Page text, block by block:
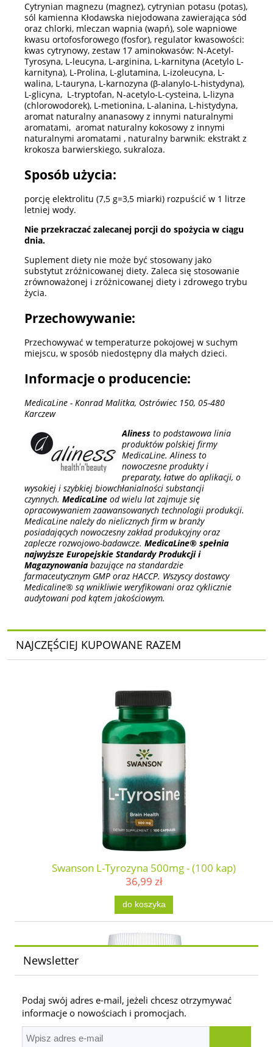
Cytrynian magnezu (magnez), cytrynian potasu (potas),
sól kamienna Kłodawska niejodowana zawierająca sód
oraz chlorki, mleczan wapnia (wapń), sole wapniowe
kwasu ortofosforowego (fosfor), regulator kwasowości:
kwas cytrynowy, zestaw 17 aminokwasów: N-Acetyl-
Tyrosyna, L-leucyna, L-arginina, L-karnityna (Acetylo L-
karnityna), L-Prolina, L-glutamina, L-izoleucyna, L-
walina, L-tauryna, L-karnozyna (β-alanylo-L-histydyna),
L-glicyna, L-tryptofan, N-acetylo-L-cysteina, L-lizyna
(chlorowodorek), L-metionina, L-alanina, L-histydyna,
aromat naturalny ananasowy z innymi naturalnymi
aromatami, aromat naturalny kokosowy z innymi
naturalnymi aromatami , naturalny barwnik: ekstrakt z
krokosza barwierskiego, sukraloza.
Sposób użycia:
porcję elektrolitu (7,5 g=3,5 miarki) rozpuścić w 1 litrze
letniej wody.
Nie przekraczać zalecanej porcji do spożycia w ciągu
dnia.
Suplement diety nie może być stosowany jako
substytut zróżnicowanej diety. Zaleca się stosowanie
zrównoważonej i zróżnicowanej diety i zdrowego trybu
życia.
Przechowywanie:
Przechowywać w temperaturze pokojowej w suchym
miejscu, w sposób niedostępny dla małych dzieci.
Informacje o producencie:
MedicaLine - Konrad Malitka, Ostrówiec 150, 05-480
Karczew
Aliness to podstawowa linia
produktów polskiej firmy
MedicaLine. Aliness to
nowoczesne produkty i
preparaty, łatwe do aplikacji, o
wysokiej i szybkiej biowchłanialności substancji
czynnych. MedicaLine od wielu lat zajmuje się
opracowywaniem zaawansowanych technologii produkcji.
MedicaLine należy do nielicznych firm w branży
posiadających nowoczesny zakład produkcyjny oraz
zaplecze rozwojowo-badawcze. MedicaLine® spełnia
najwyższe Europejskie Standardy Produkcji i
Magazynowania bazujące na standardzie
farmaceutycznym GMP oraz HACCP. Wszyscy dostawcy
Medicaline® są wnikliwie weryfikowani oraz cyklicznie
audytowani pod kątem jakościowym.
NAJCZĘŚCIEJ KUPOWANE RAZEM
Swanson L-Tyrozyna 500mg - (100 kap)
36,99 zł
do koszyka
Newsletter
Podaj swój adres e-mail, jeżeli chcesz otrzymywać
informacje o nowościach i promocjach.